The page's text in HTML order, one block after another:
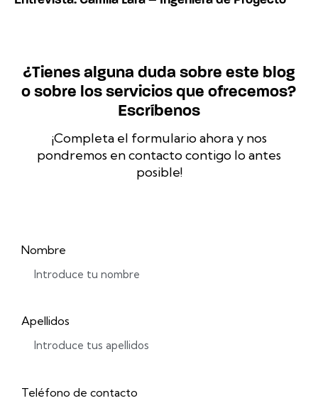
¿Tienes alguna duda sobre este blog
o sobre los servicios que ofrecemos?
Escríbenos
¡Completa el formulario ahora y nos
pondremos en contacto contigo lo antes
posible!
Nombre
Apellidos
Teléfono de contacto